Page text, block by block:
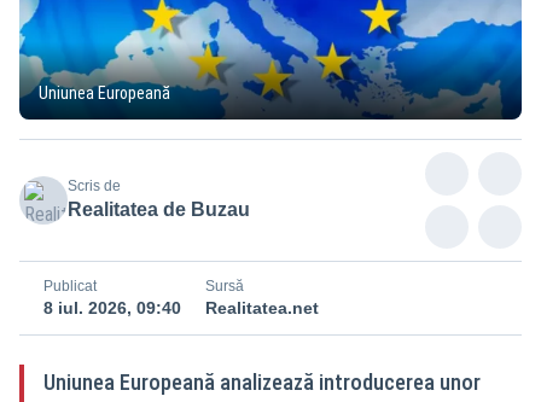
Uniunea Europeană
Scris de
Realitatea de Buzau
Publicat
8 iul. 2026, 09:40
Sursă
Realitatea.net
Uniunea Europeană analizează introducerea unor